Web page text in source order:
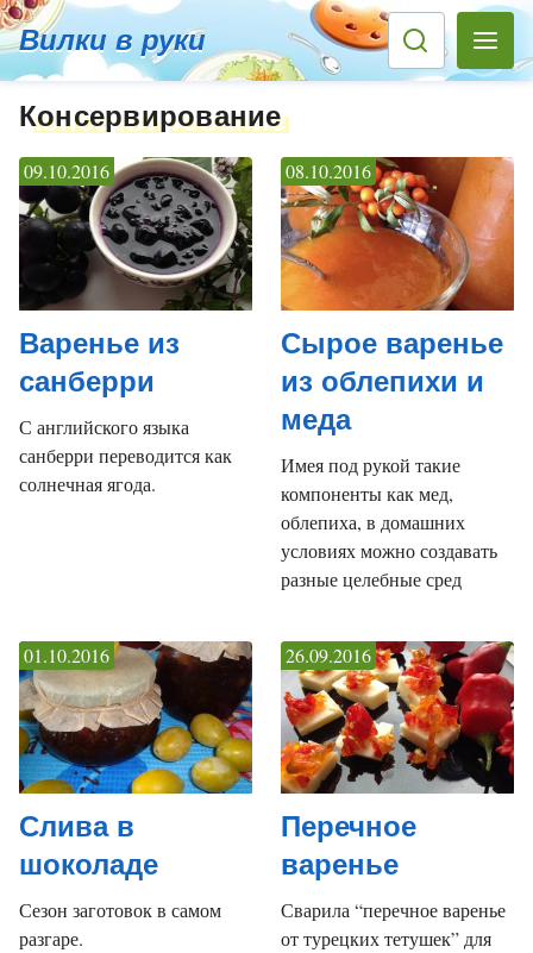
Вилки в руки
Консервирование
Варенье из
санберри
09.10.2016
С английского языка
санберри переводится как
солнечная ягода.
Сырое варенье
из облепихи и
меда
08.10.2016
Имея под рукой такие
компоненты как мед,
облепиха, в домашних
условиях можно создавать
разные целебные сред
Слива в
шоколаде
01.10.2016
Сезон заготовок в самом
разгаре.
Перечное
варенье
26.09.2016
Сварила “перечное варенье
от турецких тетушек” для